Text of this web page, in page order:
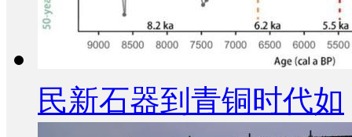
民新石器到青铜时代如